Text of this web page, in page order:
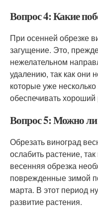
Вопрос 4: Какие
При осенней обрезке
загущение. Это,
нежелательном
удалению, так как они
которые уже
обеспечивать хороший
Вопрос 5: Можно ли
Обрезать виноград
ослабить растение,
весенняя обрезка
поврежденные зимой
марта. В этот период
развитие растения.